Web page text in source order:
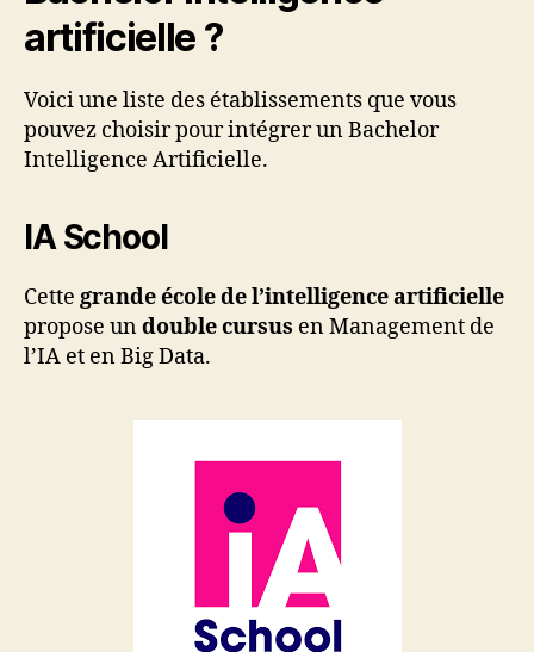
artificielle ?
Voici une liste des établissements que vous
pouvez choisir pour intégrer un Bachelor
Intelligence Artificielle.
IA School
Cette grande école de l’intelligence artificielle
propose undouble cursus en Management de
l’IA et en Big Data.